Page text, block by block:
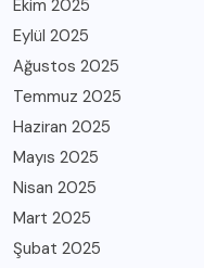
Ekim 2025
Eylül 2025
Ağustos 2025
Temmuz 2025
Haziran 2025
Mayıs 2025
Nisan 2025
Mart 2025
Şubat 2025